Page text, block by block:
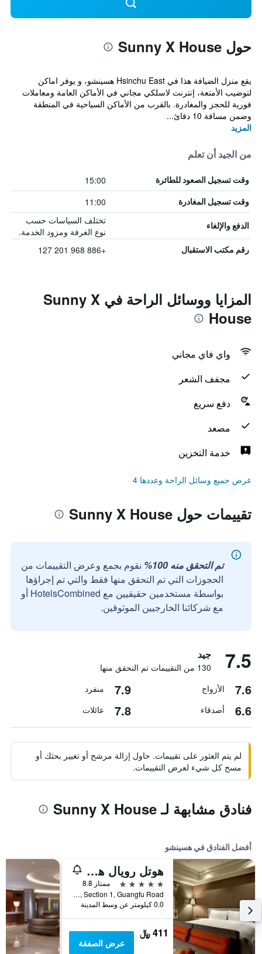
حول Sunny X House
يقع منزل الضيافة هذا في Hsinchu East هسينشو، و يوفر اماكن
لتوضيب الأمتعة، إنترنت لاسلكي مجاني في الأماكن العامة ومعاملات
فورية للحجز والمغادرة. بالقرب من الأماكن السياحية في المنطقة
وضمن مسافة 10 دقائ...
المزيد
من الجيد أن تعلم
وقت تسجيل الصعود للطائرة 15:00
وقت تسجيل المغادرة 11:00
الدفع والإلغاء
تختلف السياسات حسب
نوع الغرفة ومزود الخدمة.
رقم مكتب الاستقبال +886 968 201 127
المزايا ووسائل الراحة في Sunny X
House
واي فاي مجاني
مجفف الشعر
دفع سريع
مصعد
خدمة التخزين
عرض جميع وسائل الراحة وعددها 4
تقييمات حول Sunny X House
تم التحقق منه 100%
نقوم بجمع وعرض التقييمات من
الحجوزات التي تم التحقق منها فقط والتي تم إجراؤها
بواسطة مستخدمين حقيقيين مع HotelsCombined أو
مع شركائنا الخارجيين الموثوقين.
7.5 جيد
130 من التقييمات تم التحقق منها
7.6 الأزواج 7.9 منفرد
6.6 أصدقاء 7.8 عائلات
لم يتم العثور على تقييمات. حاول إزالة مرشح أو تغيير بحثك أو
مسح كل شيء لعرض التقييمات.
فنادق مشابهة لـ Sunny X House
أفضل الفنادق في هسينشو
هوتل رويال هسينشو
5 نجوم
ممتاز 8.8
No. 227, Section 1, Guangfu Road, هسينشو, تايوان
0.0 كيلومتر عن وسط المدينة
411 ﷼
عرض الصفقة